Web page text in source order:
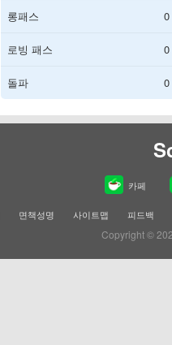
롱패스 0
로빙 패스 0
돌파 0
카페
면책성명 사이트맵 피드백
Copyright ©